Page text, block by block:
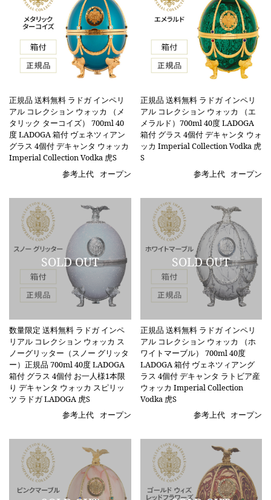
正規品 送料無料 ラドガ インペリ
アル コレクション ウォッカ （メ
タリック ターコイズ） 700ml 40
度 LADOGA 箱付 ヴェネツィアン
グラス 4個付 デキャンタ ウォッカ
Imperial Collection Vodka 虎S
参考上代
オープン
正規品 送料無料 ラドガ インペリ
アル コレクション ウォッカ （エ
メラルド）700ml 40度 LADOGA
箱付 グラス 4個付 デキャンタ ウォ
ッカ Imperial Collection Vodka 虎
S
参考上代 オープン
数量限定 送料無料 ラドガ インペ
リアル コレクション ウォッカ ス
ノーグリッター（スノー グリッタ
ー）正規品 700ml 40度 LADOGA
箱付 グラス 4個付 お一人様1本限
り デキャンタ ウォッカ スピリッ
ツ ラドガ LADOGA 虎S
参考上代
オープン
正規品 送料無料 ラドガ インペリ
アル コレクション ウォッカ （ホ
ワイトマーブル） 700ml 40度
LADOGA 箱付 ヴェネツィアング
ラス 4個付 デキャンタ ラトビア産
ウォッカ Imperial Collection
Vodka 虎S
参考上代 オープン